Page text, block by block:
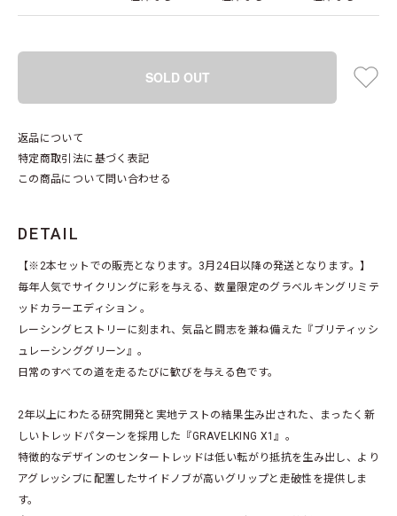
SOLD OUT
返品について
特定商取引法に基づく表記
この商品について問い合わせる
DETAIL
【※2本セットでの販売となります。3月24日以降の発送となります。】
毎年人気でサイクリングに彩を与える、数量限定のグラベルキングリミテ
ッドカラーエディション 。
レーシングヒストリーに刻まれ、気品と闘志を兼ね備えた『ブリティッシ
ュレーシンググリーン』。
日常のすべての道を走るたびに歓びを与える色です。
2年以上にわたる研究開発と実地テストの結果生み出された、まったく新
しいトレッドパターンを採用した『GRAVELKING X1』。
特徴的なデザインのセンタートレッドは低い転がり抵抗を生み出し、より
アグレッシブに配置したサイドノブが高いグリップと走破性を提供しま
す。